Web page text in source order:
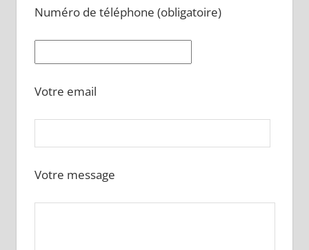
Numéro de téléphone (obligatoire)
Votre email
Votre message